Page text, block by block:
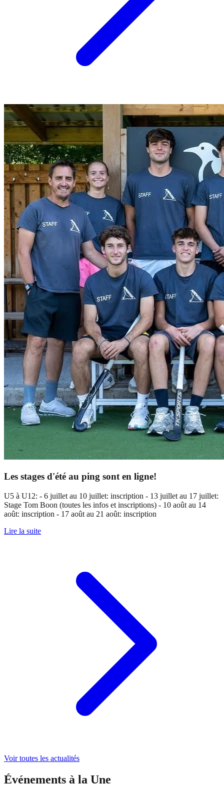
Les stages d'été au ping sont en ligne!
U5 à U12: - 6 juillet au 10 juillet: inscription - 13 juillet au 17 juillet:
Stage Tom Boon (toutes les infos et inscriptions) - 10 août au 14
août: inscription - 17 août au 21 août: inscription
Lire la suite
Voir toutes les actualités
Événements à la Une